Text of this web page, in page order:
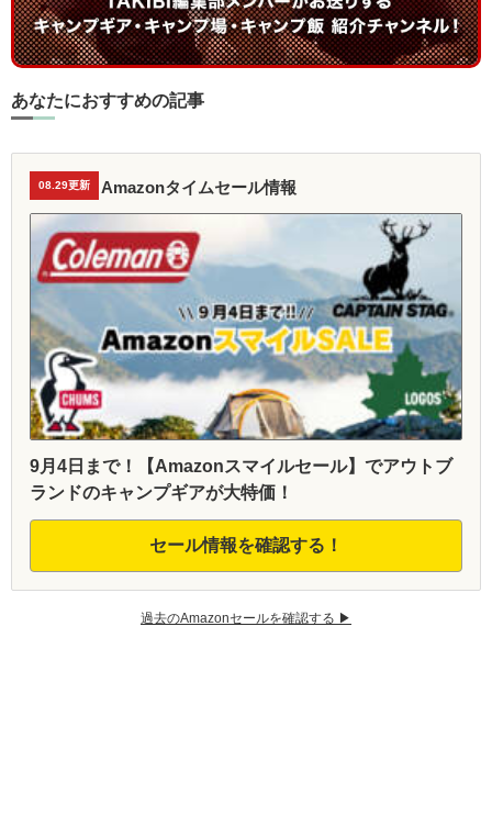
あなたにおすすめの記事
08.29更新 Amazonタイムセール情報
9月4日まで！【Amazonスマイルセール】でアウトブ
ランドのキャンプギアが大特価！
セール情報を確認する！
過去のAmazonセールを確認する ▶︎